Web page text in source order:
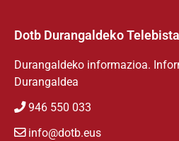
Dotb Durangaldeko Telebista
Durangaldeko informazioa.
Durangaldea
946 550 033
info@dotb.eus